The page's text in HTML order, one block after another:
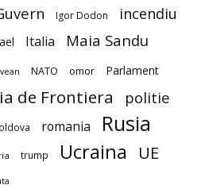
Igor Dodon incendiu
Italia Maia Sandu
NATO omor Parlament
de Frontiera politie
romania Rusia
trump Ucraina UE